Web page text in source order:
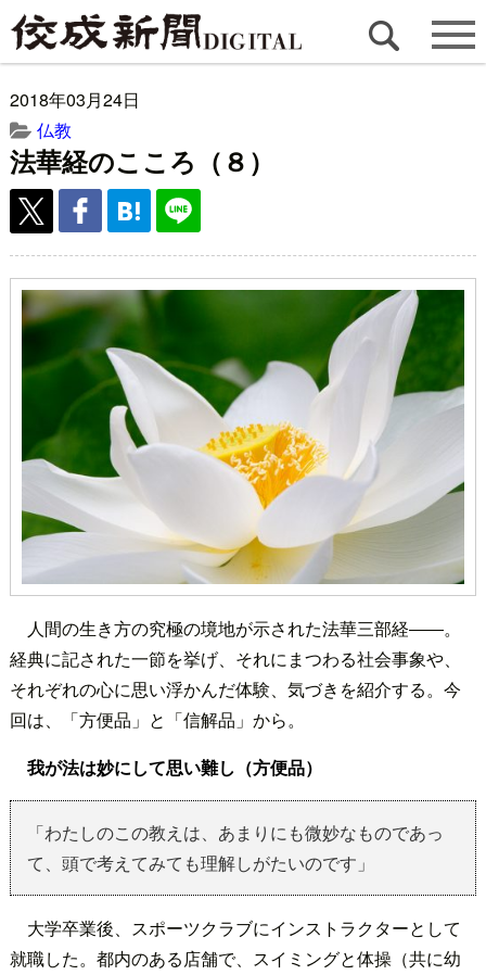
2018年03月24日
仏教
法華経のこころ（８）
人間の生き方の究極の境地が示された法華三部経――。
経典に記された一節を挙げ、それにまつわる社会事象や、
それぞれの心に思い浮かんだ体験、気づきを紹介する。今
回は、「方便品」と「信解品」から。
我が法は妙にして思い難し（方便品）
「わたしのこの教えは、あまりにも微妙なものであっ
て、頭で考えてみても理解しがたいのです」
大学卒業後、スポーツクラブにインストラクターとして
就職した。都内のある店舗で、スイミングと体操（共に幼